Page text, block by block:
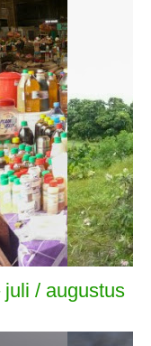
/ augustus